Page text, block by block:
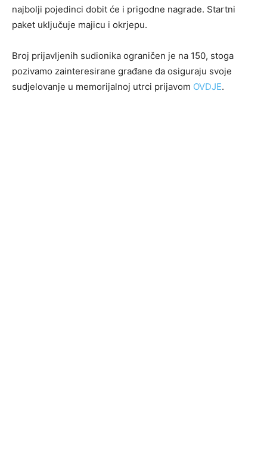
najbolji pojedinci dobit će i prigodne nagrade. Startni
paket uključuje majicu i okrjepu.
Broj prijavljenih sudionika ograničen je na 150, stoga
pozivamo zainteresirane građane da osiguraju svoje
sudjelovanje u memorijalnoj utrci prijavom OVDJE.